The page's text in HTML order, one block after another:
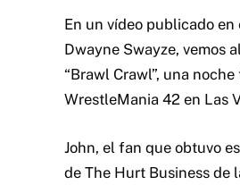
En un vídeo publicado
Dwayne Swayze, vemos
“Brawl Crawl”, una
WrestleMania 42 en Las
John, el fan que obtuvo
de The Hurt Business de